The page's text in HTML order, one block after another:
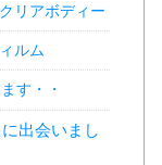
リアボディー
ルム
す・・
出会いまし